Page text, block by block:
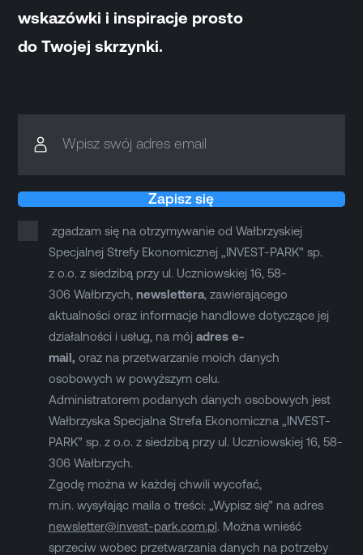
wskazówki i inspiracje prosto
do Twojej skrzynki.
Wpisz swój adres email
Zapisz się
zgadzam się na otrzymywanie od Wałbrzyskiej
Specjalnej Strefy Ekonomicznej „INVEST-PARK” sp.
z o.o. z siedzibą przy ul. Uczniowskiej 16, 58-
306 Wałbrzych, newslettera, zawierającego
aktualności oraz informacje handlowe dotyczące jej
działalności i usług, na mój adres e-
mail, oraz na przetwarzanie moich danych
osobowych w powyższym celu.
Administratorem podanych danych osobowych jest
Wałbrzyska Specjalna Strefa Ekonomiczna „INVEST-
PARK” sp. z o.o. z siedzibą przy ul. Uczniowskiej 16, 58-
306 Wałbrzych.
Zgodę można w każdej chwili wycofać,
m.in. wysyłając maila o treści: „Wypisz się” na adres
newsletter@invest-park.com.pl. Można wnieść
sprzeciw wobec przetwarzania danych na potrzeby